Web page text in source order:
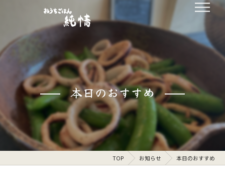
本日のおすすめ
TOP お知らせ 本日のおすすめ